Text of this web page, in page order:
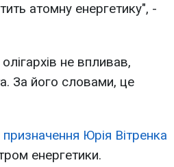
атомну енергетику", -
не впливав,
За його словами, це
Юрія Вітренка
енергетики.